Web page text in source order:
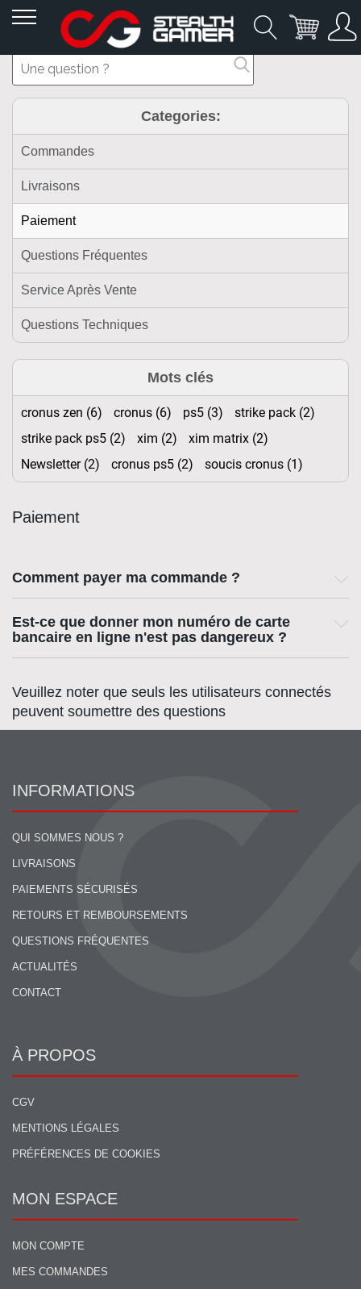
Allez
au
contenu
Paiement
Comment payer ma commande ?
Est-ce que donner mon numéro de carte
bancaire en ligne n'est pas dangereux ?
Veuillez noter que seuls les utilisateurs connectés
peuvent soumettre des questions
Categories:
Commandes
Livraisons
Paiement
Questions Fréquentes
Service Après Vente
Questions Techniques
Mots clés
cronus zen (6) cronus (6) ps5 (3)
strike pack (2)
strike pack ps5 (2)
xim (2)
xim matrix (2)
Newsletter (2)
cronus ps5 (2) soucis cronus (1)
INFORMATIONS
QUI SOMMES NOUS ?
LIVRAISONS
PAIEMENTS SÉCURISÉS
RETOURS ET REMBOURSEMENTS
QUESTIONS FRÉQUENTES
ACTUALITÉS
CONTACT
À PROPOS
CGV
MENTIONS LÉGALES
PRÉFÉRENCES DE COOKIES
MON ESPACE
MON COMPTE
MES COMMANDES